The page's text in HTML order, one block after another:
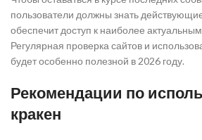
пользователи должны знать
обеспечит доступ к наиболее
Регулярная проверка сайтов и
будет особенно полезной в 2026 году.
Рекомендации по
кракен